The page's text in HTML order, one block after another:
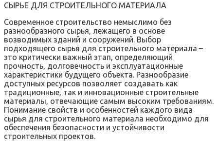
СЫРЬЕ ДЛЯ СТРОИТЕЛЬНОГО МАТЕРИАЛА
Современное строительство немыслимо без
разнообразного сырья, лежащего в основе
возводимых зданий и сооружений. Выбор
подходящего сырья для строительного материала –
это критически важный этап, определяющий
прочность, долговечность и эксплуатационные
характеристики будущего объекта. Разнообразие
доступных ресурсов позволяет создавать как
традиционные, так и инновационные строительные
материалы, отвечающие самым высоким требованиям.
Понимание свойств и особенностей каждого вида
сырья для строительного материала необходимо для
обеспечения безопасности и устойчивости
строительных проектов.